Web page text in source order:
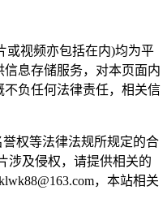
或视频亦包括在内)均为平
息存储服务，对本页面内
负任何法律责任，相关信
权等法律法规所规定的合
涉及侵权，请提供相关的
，本站相关